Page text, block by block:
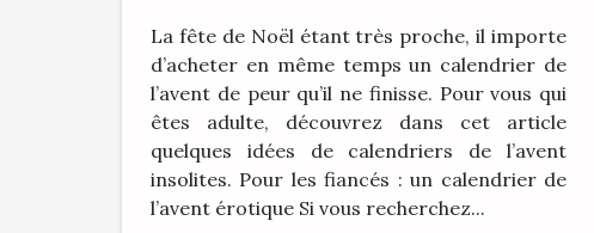
La fête de Noël étant très proche, il importe
d’acheter en même temps un calendrier de
l’avent de peur qu’il ne finisse. Pour vous qui
êtes adulte, découvrez dans cet article
quelques idées de calendriers de l’avent
insolites. Pour les fiancés : un calendrier de
l’avent érotique Si vous recherchez...